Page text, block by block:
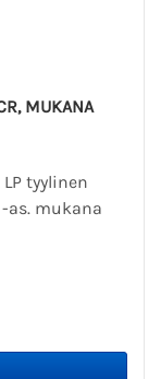
MUKANA
tyylinen
as. mukana